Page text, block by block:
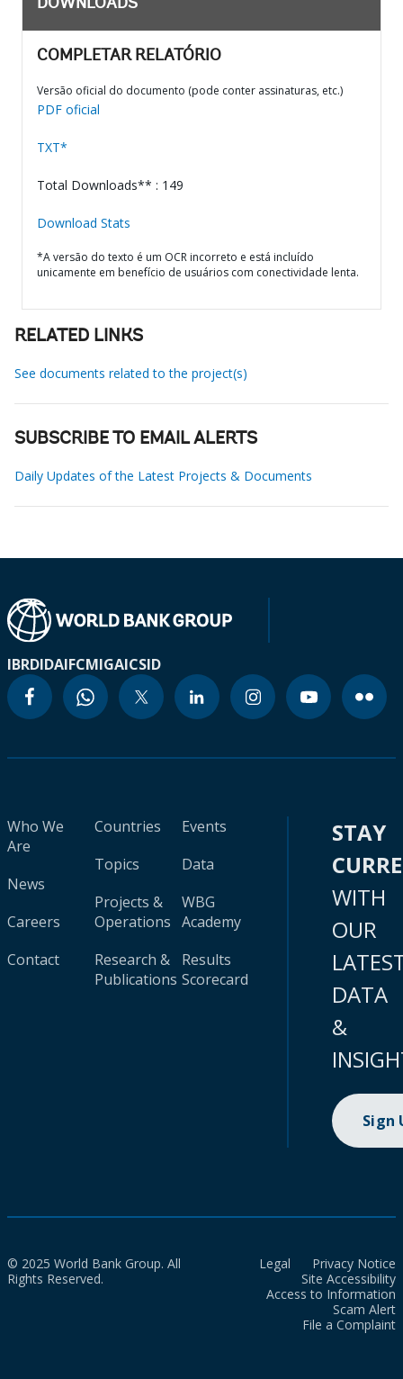
DOWNLOADS
COMPLETAR RELATÓRIO
Versão oficial do documento (pode conter assinaturas, etc.)
PDF oficial
TXT*
Total Downloads** : 149
Download Stats
*A versão do texto é um OCR incorreto e está incluído
unicamente em benefício de usuários com conectividade lenta.
RELATED LINKS
See documents related to the project(s)
SUBSCRIBE TO EMAIL ALERTS
Daily Updates of the Latest Projects & Documents
IBRDIDAIFCMIGAICSID
Who We
Are
News
Careers
Contact
Countries
Topics
Projects &
Operations
Research &
Publications
Events
Data
WBG
Academy
Results
Scorecard
STAY
WITH
OUR
DATA
&
Sign
© 2025 World Bank Group. All
Rights Reserved.
Legal
Privacy Notice
Site Accessibility
Access to Information
Scam Alert
File a Complaint